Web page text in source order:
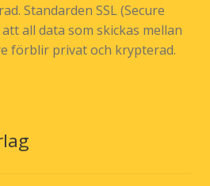
Standarden SSL (Secure
all data som skickas mellan
förblir privat och krypterad.